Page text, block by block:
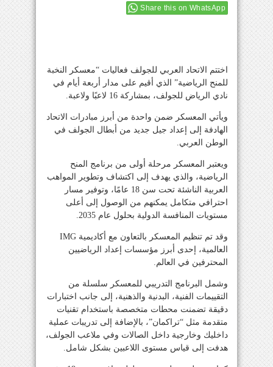
Share this on WhatsApp
اختتم الاتحاد العربي للجولف فعاليات “معسكر النخبة
للمنح الرياضية” الذي أقيم على مدار أربعة أيام في
نادي الرياض للجولف، بمشاركة 16 لاعبًا ولاعبة.
ويأتي المعسكر ضمن واحدة من أبرز مبادرات الاتحاد
الهادفة إلى إعداد جيل جديد من أبطال الجولف في
الوطن العربي.
ويعتبر المعسكر مرحلة أولى من برنامج المنح
الرياضية، والذي يهدف إلى اكتشاف وتطوير المواهب
العربية الناشئة تحت سن 18 عامًا، وتوفير مسار
احترافي متكامل يمكنهم من الوصول إلى أعلى
مستويات المنافسة الدولية بحلول عام 2035.
وقد تم تنظيم المعسكر بالتعاون مع أكاديمية IMG
العالمية، إحدى أبرز مؤسسات إعداد الرياضيين
المحترفين في العالم.
وشمل البرنامج التدريبي للمعسكر سلسلة من
التقييمات الفنية، البدنية والذهنية، إلى جانب اختبارات
دقيقة تضمنت محطات متخصصة باستخدام تقنيات
متقدمة مثل “تراكمان”، بالإضافة إلى تدريبات عملية
داخليك وخارجية داخل الصالات وفي ملاعب الجولف،
هدفت إلى قياس مستوى اللاعبين بشكل شامل.